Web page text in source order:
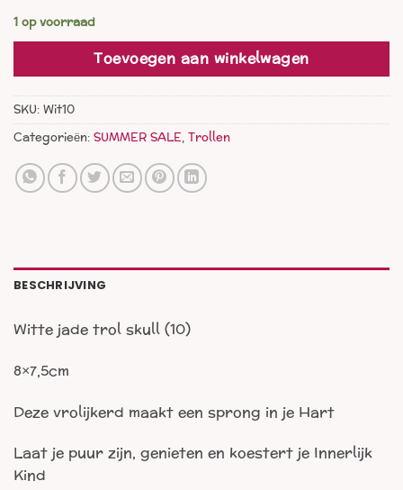
1 op voorraad
Toevoegen aan winkelwagen
SKU:Wit10
Categorieën:SUMMER SALE,Trollen
BESCHRIJVING
Witte jade trol skull (10)
8×7,5cm
Deze vrolijkerd maakt een sprong in je Hart
Laat je puur zijn, genieten en koestert je Innerlijk
Kind